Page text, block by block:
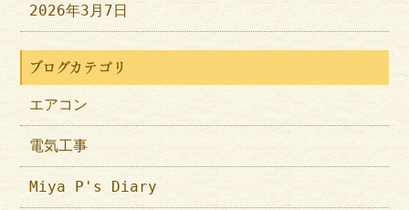
2026年3月7日
ブログカテゴリ
エアコン
電気工事
Miya P's Diary